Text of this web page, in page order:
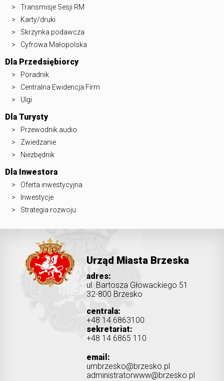
Transmisje Sesji RM
Karty/druki
Skrzynka podawcza
Cyfrowa Małopolska
Dla Przedsiębiorcy
Poradnik
Centralna Ewidencja Firm
Ulgi
Dla Turysty
Przewodnik audio
Zwiedzanie
Niezbędnik
Dla Inwestora
Oferta inwestycyjna
Inwestycje
Strategia rozwoju
Urząd Miasta Brzeska
adres:
ul. Bartosza Głowackiego 51
32-800 Brzesko
centrala:
+48 14 6863100
sekretariat:
+48 14 6865 110
email:
umbrzesko@brzesko.pl
administratorwww@brzesko.pl